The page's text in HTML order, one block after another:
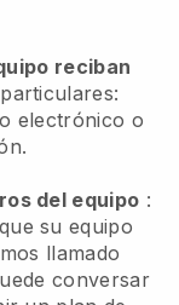
reciban
electrónico o
del equipo :
su equipo
llamado
conversar